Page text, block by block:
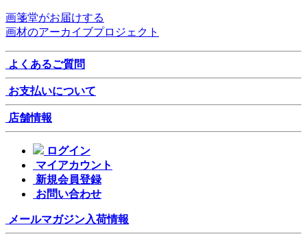
画箋堂がお届けする
画材のアーカイブプロジェクト
よくあるご質問
お支払いについて
店舗情報
ログイン
マイアカウント
新規会員登録
お問い合わせ
メールマガジン入荷情報